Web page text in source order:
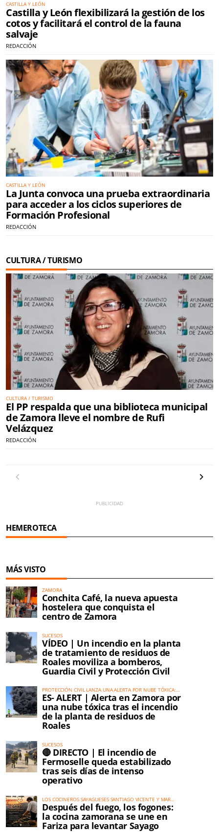
CASTILLA Y LEÓN
Castilla y León flexibilizará la gestión de los
cotos y facilitará el control de la fauna
salvaje
REDACCIÓN
CASTILLA Y LEÓN
La Junta convoca una prueba extraordinaria
para acceder a los ciclos superiores de
Formación Profesional
REDACCIÓN
CULTURA / TURISMO
CULTURA / TURISMO
El PP respalda que una biblioteca municipal
de Zamora lleve el nombre de Rufi
Velázquez
REDACCIÓN
HEMEROTECA
MÁS VISTO
ZAMORA
Conchita Café, la nueva apuesta
hostelera que conquista el
centro de Zamora
SUCESOS
VÍDEO | Un incendio en la planta
de tratamiento de residuos de
Roales moviliza a bomberos,
Guardia Civil y Protección Civil
PROTECCIÓN CIVIL LANZA UNA ALERTA POR NUBE TÓXICA:
HAY CUATRO MUNICIPIOS AFECTADOS
ES- ALERT | Alerta en Zamora por
una nube tóxica tras el incendio
de la planta de residuos de
Roales
SUCESOS
🔴 DIRECTO | El incendio de
Fermoselle queda estabilizado
tras seis días de intenso
operativo
LOS COCINEROS SAYAGUESES SANTIAGO VICENTE Y MAR
MARCOS IMPULSAN UNA GRAN CITA SOLIDARIA EL 16 DE
AGOSTO
Después del fuego, los fogones:
la cocina zamorana se une en
Fariza para levantar Sayago